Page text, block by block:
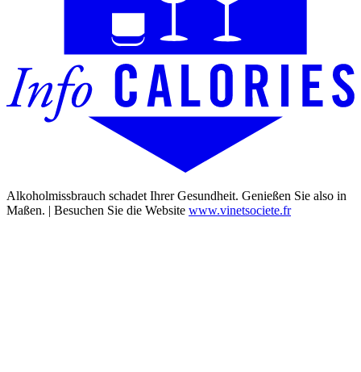
Alkoholmissbrauch schadet Ihrer Gesundheit. Genießen Sie also in
Maßen. | Besuchen Sie die Website www.vinetsociete.fr